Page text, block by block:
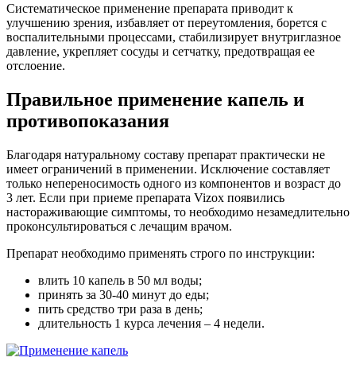
Систематическое применение препарата приводит к
улучшению зрения, избавляет от переутомления, борется с
воспалительными процессами, стабилизирует внутриглазное
давление, укрепляет сосуды и сетчатку, предотвращая ее
отслоение.
Правильное применение капель и
противопоказания
Благодаря натуральному составу препарат практически не
имеет ограничений в применении. Исключение составляет
только непереносимость одного из компонентов и возраст до
3 лет. Если при приеме препарата Vizox появились
настораживающие симптомы, то необходимо незамедлительно
проконсультироваться с лечащим врачом.
Препарат необходимо применять строго по инструкции:
влить 10 капель в 50 мл воды;
принять за 30-40 минут до еды;
пить средство три раза в день;
длительность 1 курса лечения – 4 недели.